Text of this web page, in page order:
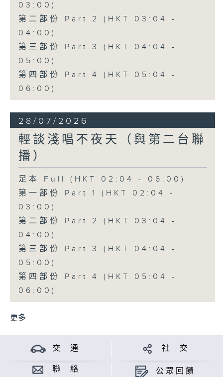
03:00)
第二部份 Part 2 (HKT 03:04 -
04:00)
第三部份 Part 3 (HKT 04:04 -
05:00)
第四部份 Part 4 (HKT 05:04 -
06:00)
28/07/2026
輕談淺唱不夜天（與第二台聯
播）
足本 Full (HKT 02:04 - 06:00)
第一部份 Part 1 (HKT 02:04 -
03:00)
第二部份 Part 2 (HKT 03:04 -
04:00)
第三部份 Part 3 (HKT 04:04 -
05:00)
第四部份 Part 4 (HKT 05:04 -
06:00)
更多 ...
交 通 社 交
聯 絡 公眾回饋